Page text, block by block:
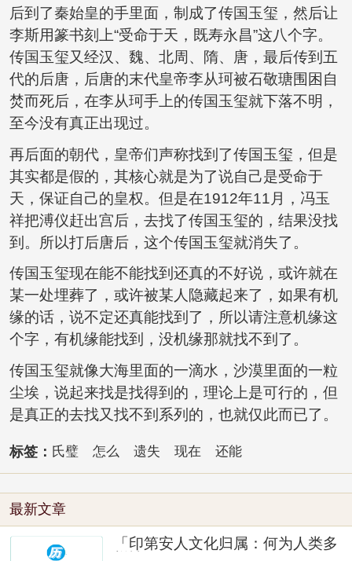
后到了秦始皇的手里面，制成了传国玉玺，然后让
李斯用篆书刻上“受命于天，既寿永昌”这八个字。
传国玉玺又经汉、魏、北周、隋、唐，最后传到五
代的后唐，后唐的末代皇帝李从珂被石敬瑭围困自
焚而死后，在李从珂手上的传国玉玺就下落不明，
至今没有真正出现过。
再后面的朝代，皇帝们声称找到了传国玉玺，但是
其实都是假的，其核心就是为了说自己是受命于
天，保证自己的皇权。但是在1912年11月，冯玉
祥把溥仪赶出宫后，去找了传国玉玺的，结果没找
到。所以打后唐后，这个传国玉玺就消失了。
传国玉玺现在能不能找到还真的不好说，或许就在
某一处埋葬了，或许被某人隐藏起来了，如果有机
缘的话，说不定还真能找到了，所以请注意机缘这
个字，有机缘能找到，没机缘那就找不到了。
传国玉玺就像大海里面的一滴水，沙漠里面的一粒
尘埃，说起来找是找得到的，理论上是可行的，但
是真正的去找又找不到系列的，也就仅此而已了。
标签： 氏璧 怎么 遗失 现在 还能
最新文章
「印第安人文化归属：何为人类多